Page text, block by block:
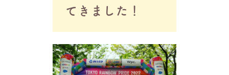
てきました！